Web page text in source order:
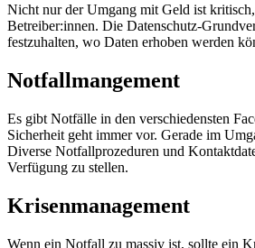
Nicht nur der Umgang mit Geld ist
Betreiber:innen. Die Datenschutz-
festzuhalten, wo Daten erhoben werden
Notfallmangement
Es gibt Notfälle in den verschiedensten
Sicherheit geht immer vor. Gerade im
Diverse Notfallprozeduren und
Verfügung zu stellen.
Krisenmanagement
Wenn ein Notfall zu massiv ist, sollte ein